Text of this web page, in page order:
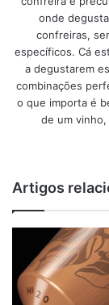
onde
confreiras,
específicos. Cá
a degustarem
combinações
o que importa é
de um vinho,
Artigos